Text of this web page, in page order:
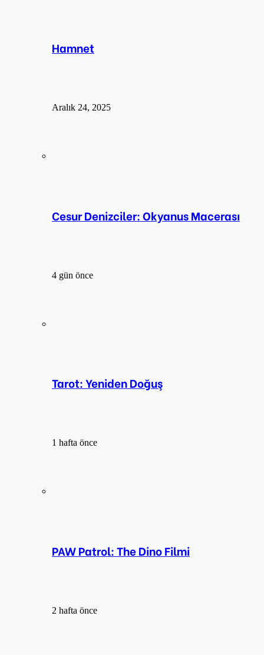
Hamnet
Aralık 24, 2025
Cesur Denizciler: Okyanus Macerası
4 gün önce
Tarot: Yeniden Doğuş
1 hafta önce
PAW Patrol: The Dino Filmi
2 hafta önce